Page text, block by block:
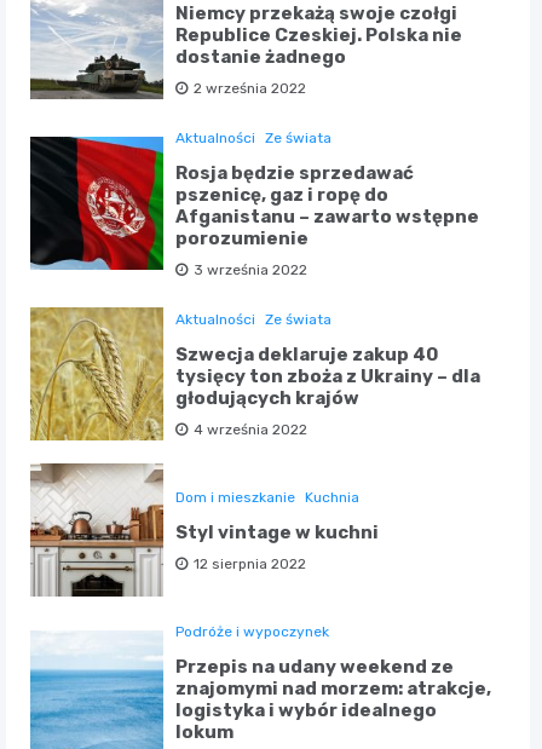
Niemcy przekażą swoje czołgi
Republice Czeskiej. Polska nie
dostanie żadnego
2 września 2022
Aktualności Ze świata
Rosja będzie sprzedawać
pszenicę, gaz i ropę do
Afganistanu – zawarto wstępne
porozumienie
3 września 2022
Aktualności Ze świata
Szwecja deklaruje zakup 40
tysięcy ton zboża z Ukrainy – dla
głodujących krajów
4 września 2022
Dom i mieszkanie Kuchnia
Styl vintage w kuchni
12 sierpnia 2022
Podróże i wypoczynek
Przepis na udany weekend ze
znajomymi nad morzem: atrakcje,
logistyka i wybór idealnego
lokum